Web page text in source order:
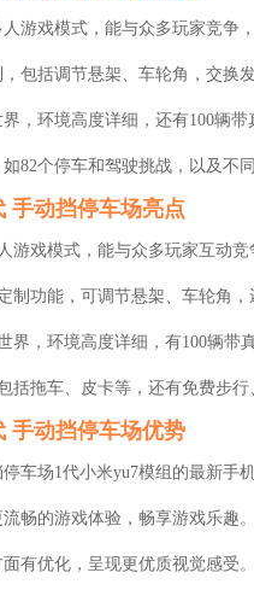
游戏模式，能与众多玩家竞争
包括调节悬架、车轮角，交换
，环境高度详细，还有100辆
82个停车和驾驶挑战，以及不
手动挡停车场亮点
游戏模式，能与众多玩家互动
制功能，可调节悬架、车轮角
界，环境高度详细，有100辆带
括拖车、皮卡等，还有免费步
手动挡停车场优势
车场1代小米yu7模组的最新手
畅的游戏体验，畅享游戏乐趣
有优化，呈现更优质视觉感受